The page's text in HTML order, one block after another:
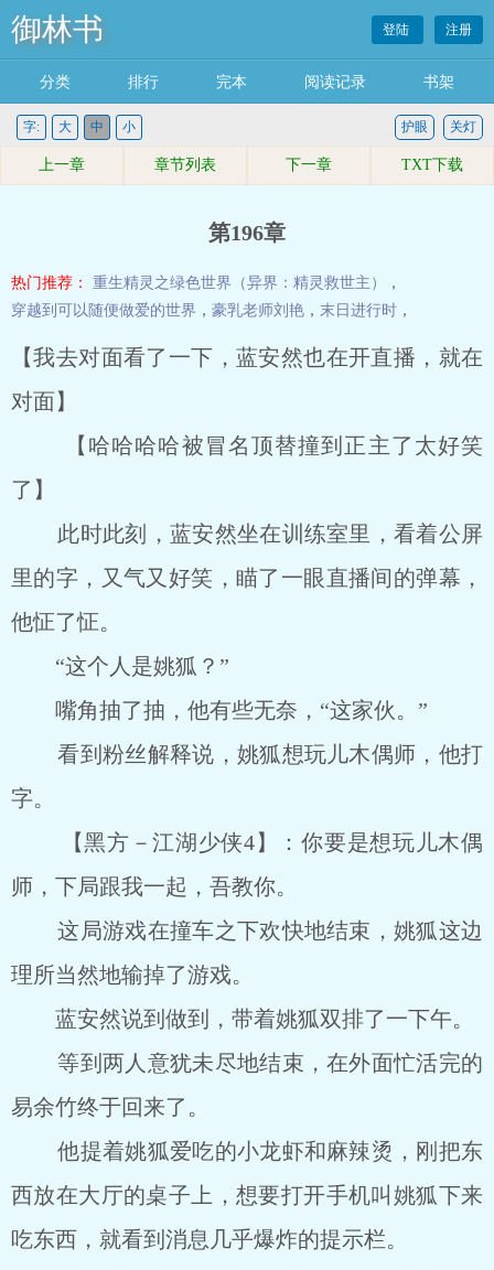
御林书 登陆 注册
分类 排行 完本 阅读记录 书架
字: 大 中 小 关灯
护眼
上一章 章节列表 下一章 TXT下载
第196章
热门推荐： 重生精灵之绿色世界（异界：精灵救世主）
，
穿越到可以随便做爱的世界 ， 豪乳老师刘艳 ， 末日进行时 ，
【我去对面看了一下，蓝安然也在开直播，就在
对面】
【哈哈哈哈被冒名顶替撞到正主了太好笑
了】
此时此刻，蓝安然坐在训练室里，看着公屏
里的字，又气又好笑，瞄了一眼直播间的弹幕，
他怔了怔。
“这个人是姚狐？”
嘴角抽了抽，他有些无奈，“这家伙。”
看到粉丝解释说，姚狐想玩儿木偶师，他打
字。
【黑方－江湖少侠4】：你要是想玩儿木偶
师，下局跟我一起，吾教你。
这局游戏在撞车之下欢快地结束，姚狐这边
理所当然地输掉了游戏。
蓝安然说到做到，带着姚狐双排了一下午。
等到两人意犹未尽地结束，在外面忙活完的
易余竹终于回来了。
他提着姚狐爱吃的小龙虾和麻辣烫，刚把东
西放在大厅的桌子上，想要打开手机叫姚狐下来
吃东西，就看到消息几乎爆炸的提示栏。